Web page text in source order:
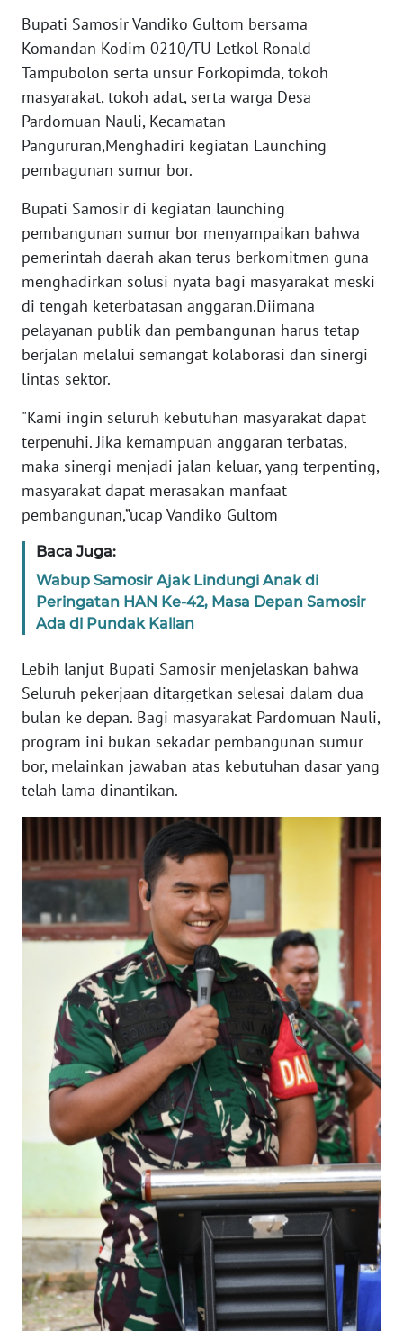
Bupati Samosir Vandiko Gultom bersama
Komandan Kodim 0210/TU Letkol Ronald
Tampubolon serta unsur Forkopimda, tokoh
masyarakat, tokoh adat, serta warga Desa
Pardomuan Nauli, Kecamatan
Pangururan,Menghadiri kegiatan Launching
pembagunan sumur bor.
Bupati Samosir di kegiatan launching
pembangunan sumur bor menyampaikan bahwa
pemerintah daerah akan terus berkomitmen guna
menghadirkan solusi nyata bagi masyarakat meski
di tengah keterbatasan anggaran.Diimana
pelayanan publik dan pembangunan harus tetap
berjalan melalui semangat kolaborasi dan sinergi
lintas sektor.
"Kami ingin seluruh kebutuhan masyarakat dapat
terpenuhi. Jika kemampuan anggaran terbatas,
maka sinergi menjadi jalan keluar, yang terpenting,
masyarakat dapat merasakan manfaat
pembangunan,”ucap Vandiko Gultom
Baca Juga:
Wabup Samosir Ajak Lindungi Anak di
Peringatan HAN Ke-42, Masa Depan Samosir
Ada di Pundak Kalian
Lebih lanjut Bupati Samosir menjelaskan bahwa
Seluruh pekerjaan ditargetkan selesai dalam dua
bulan ke depan. Bagi masyarakat Pardomuan Nauli,
program ini bukan sekadar pembangunan sumur
bor, melainkan jawaban atas kebutuhan dasar yang
telah lama dinantikan.
JAMBI
WN
SULTRA
WN
NTB
WN
SULTENG
WN
SULBAR
WN
BABEL
WN
SUMBAR
SUMSEL
WN
WN
LAMPUNG
JATENG
WN
NUSANTARA
WN
WN
WN
WN
KALBAR
WN
KALTENG
WN
WN
KALSEL
WN
KALTIM